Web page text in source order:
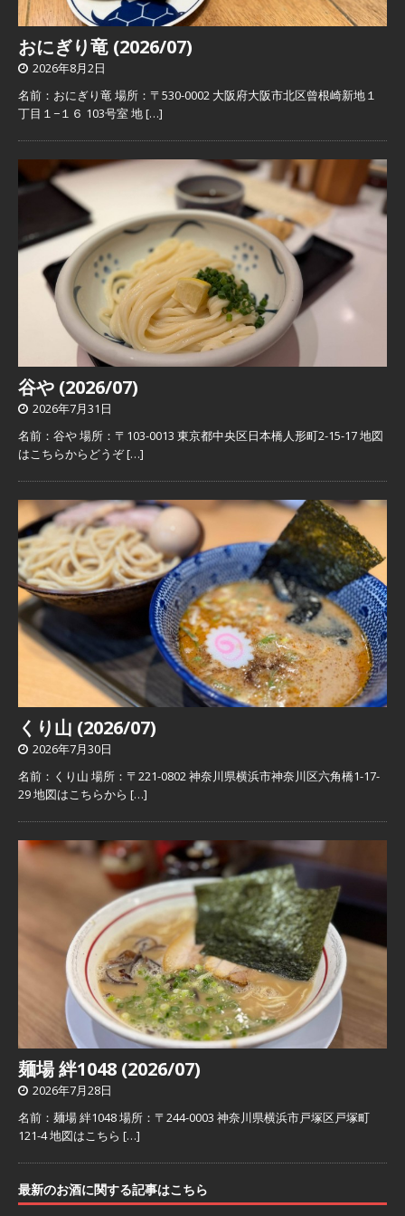
おにぎり竜 (2026/07)
2026年8月2日
名前：おにぎり竜 場所：〒530-0002 大阪府大阪市北区曾根崎新地１
丁目１−１６ 103号室 地[…]
谷や (2026/07)
2026年7月31日
名前：谷や 場所：〒103-0013 東京都中央区日本橋人形町2-15-17 地図
はこちらからどうぞ[…]
くり山 (2026/07)
2026年7月30日
名前：くり山 場所：〒221-0802 神奈川県横浜市神奈川区六角橋1-17-
29 地図はこちらから […]
麺場 絆1048 (2026/07)
2026年7月28日
名前：麺場 絆1048 場所：〒244-0003 神奈川県横浜市戸塚区戸塚町
121-4 地図はこちら […]
最新のお酒に関する記事はこちら